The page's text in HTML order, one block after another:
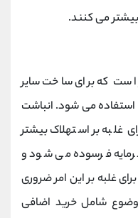
می کنند.
که برای ساخت سایر
استفاده می شود. انباشت
غلبه بر استهلاک بیشتر
فرسوده می شود و
غلبه بر این امر ضروری
شامل خرید اضافی